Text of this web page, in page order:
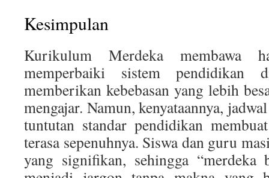
Kesimpulan
Kurikulum Merdeka membawa
memperbaiki sistem pendidikan
memberikan kebebasan yang lebih
mengajar. Namun, kenyataannya,
tuntutan standar pendidikan
terasa sepenuhnya. Siswa dan guru
yang signifikan, sehingga “merdeka